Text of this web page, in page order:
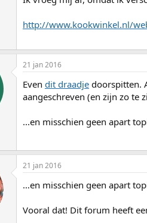
http://www.kookwinkel.nl/
21 jan 2016
Even dit draadje doorspitten.
aangeschreven (en zijn zo te
...en misschien geen apart
21 jan 2016
…en misschien geen apart
Vooral dat! Dit forum heeft